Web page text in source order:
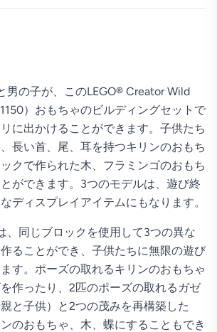
男の子が、このLEGO® Creator Wild
）おもちゃのビルディングセットで
に出かけることができます。子供たち
長い首、尾、耳を持つキリンのおもち
クで作られた木、フラミンゴのおもち
ができます。3つのモデルは、遊び終
ディスプレイアイテムにもなります。
、同じブロックを使用して3つの異な
ることができ、子供たちに無限の遊び
す。ポーズの取れるキリンのおもちゃ
作ったり、2匹のポーズの取れるガゼ
と子供）と2つの茂みを再構築した
のおもちゃ、木、蝶にすることもでき